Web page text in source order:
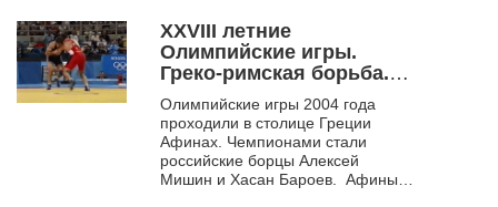
первые Олимпийские...
XXVIII летние
Олимпийские игры.
Греко-римская борьба.
Афины. 2004. Ч. 2
Олимпийские игры 2004 года
проходили в столице Греции
Афинах. Чемпионами стали
российские борцы Алексей
Мишин и Хасан Бароев. Афины